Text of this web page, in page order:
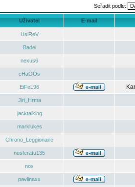
Seřadit podle:
Uživatel E-mail
UsiReV
Badel
nexus6
cHaOOs
EiFeL96
Jiri_Hrma
jacktalking
marklukes
Chrono_Leggionaire
nosferatu135
nox
pavlinaxx